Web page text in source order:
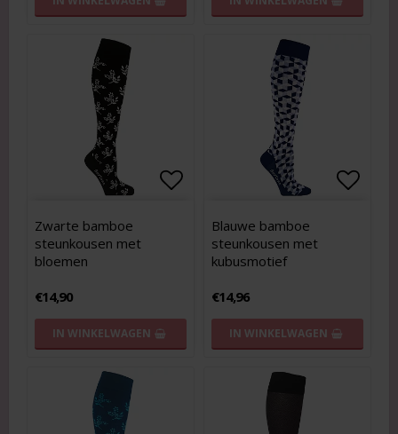
Add to list of favorites
Add to list of favorites
Zwarte bamboe
steunkousen met
bloemen
€14,90
IN WINKELWAGEN
Blauwe bamboe
steunkousen met
kubusmotief
€14,96
IN WINKELWAGEN